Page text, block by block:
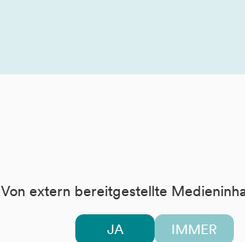
Von extern bereitgestellte
JA IMMER